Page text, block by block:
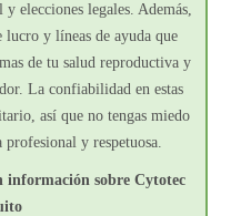
elecciones legales. Además,
lucro y líneas de ayuda que
de tu salud reproductiva y
La confiabilidad en estas
así que no tengas miedo
y respetuosa.
información sobre Cytotec